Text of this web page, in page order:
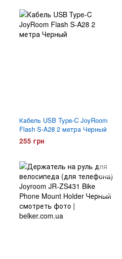
Кабель USB Type-C JoyRoom
Flash S-A28 2 метра Черный
255 грн